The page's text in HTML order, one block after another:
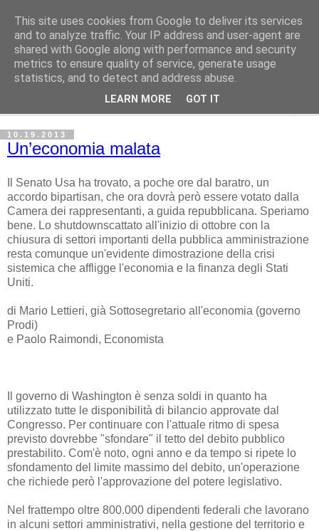
Avvenire dei Lavoratori
ECONOMIA
10.19.2013
Un’economia malata
Il Senato Usa ha trovato, a poche ore dal baratro, un
accordo bipartisan, che ora dovrà però essere votato dalla
Camera dei rappresentanti, a guida repubblicana. Speriamo
bene. Lo shutdownscattato all'inizio di ottobre con la
chiusura di settori importanti della pubblica amministrazione
resta comunque un'evidente dimostrazione della crisi
sistemica che affligge l'economia e la finanza degli Stati
Uniti.
di Mario Lettieri, già Sottosegretario all'economia (governo
Prodi)
e Paolo Raimondi, Economista
Il governo di Washington è senza soldi in quanto ha
utilizzato tutte le disponibilità di bilancio approvate dal
Congresso. Per continuare con l'attuale ritmo di spesa
previsto dovrebbe "sfondare" il tetto del debito pubblico
prestabilito. Com'è noto, ogni anno e da tempo si ripete lo
sfondamento del limite massimo del debito, un'operazione
che richiede però l'approvazione del potere legislativo.
Nel frattempo oltre 800.000 dipendenti federali che lavorano
in alcuni settori amministrativi, nella gestione del territorio e
This site uses cookies from Google to deliver its services
and to analyze traffic. Your IP address and user-agent are
shared with Google along with performance and security
metrics to ensure quality of service, generate usage
statistics, and to detect and address abuse.
LEARN MORE GOT IT